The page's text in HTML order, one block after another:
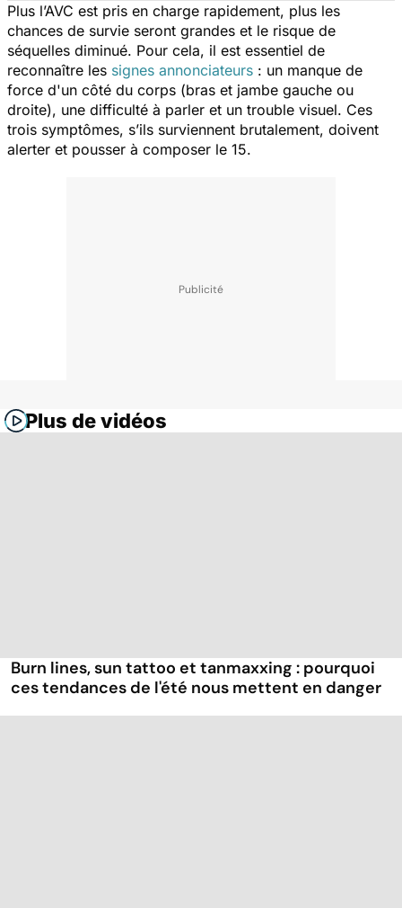
Plus l’AVC est pris en charge rapidement, plus les
chances de survie seront grandes et le risque de
séquelles diminué. Pour cela, il est essentiel de
reconnaître les signes annonciateurs : un manque de
force d'un côté du corps (bras et jambe gauche ou
droite), une difficulté à parler et un trouble visuel. Ces
trois symptômes, s’ils surviennent brutalement, doivent
alerter et pousser à composer le 15.
Plus de vidéos
Burn lines, sun tattoo et tanmaxxing : pourquoi
ces tendances de l'été nous mettent en danger